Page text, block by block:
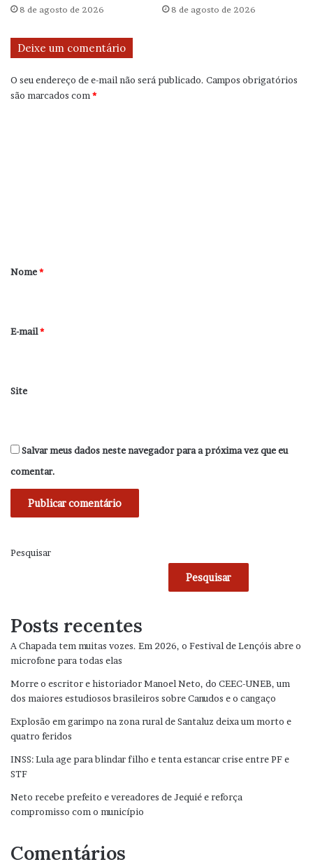
8 de agosto de 2026 8 de agosto de 2026
Deixe um comentário
O seu endereço de e-mail não será publicado. Campos obrigatórios
são marcados com *
r
*
Nome*
E-mail*
Site
Salvar meus dados neste navegador para a próxima vez que eu
comentar.
Pesquisar
Pesquisar
Posts recentes
A Chapada tem muitas vozes. Em 2026, o Festival de Lençóis abre o
microfone para todas elas
Morre o escritor e historiador Manoel Neto, do CEEC-UNEB, um
dos maiores estudiosos brasileiros sobre Canudos e o cangaço
Explosão em garimpo na zona rural de Santaluz deixa um morto e
quatro feridos
INSS: Lula age para blindar filho e tenta estancar crise entre PF e
STF
Neto recebe prefeito e vereadores de Jequié e reforça
compromisso com o município
Comentários